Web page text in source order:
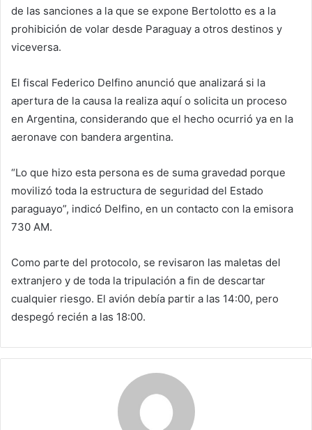
de las sanciones a la que se expone Bertolotto es a la
prohibición de volar desde Paraguay a otros destinos y
viceversa.
El fiscal Federico Delfino anunció que analizará si la
apertura de la causa la realiza aquí o solicita un proceso
en Argentina, considerando que el hecho ocurrió ya en la
aeronave con bandera argentina.
“Lo que hizo esta persona es de suma gravedad porque
movilizó toda la estructura de seguridad del Estado
paraguayo”, indicó Delfino, en un contacto con la emisora
730 AM.
Como parte del protocolo, se revisaron las maletas del
extranjero y de toda la tripulación a fin de descartar
cualquier riesgo. El avión debía partir a las 14:00, pero
despegó recién a las 18:00.